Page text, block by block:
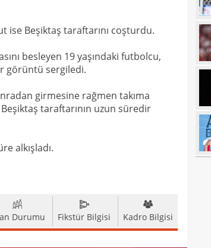
ise Beşiktaş taraftarını coşturdu.
besleyen 19 yaşındaki futbolcu,
görüntü sergiledi.
girmesine rağmen takıma
taraftarının uzun süredir
alkışladı.
Durumu Fikstür Bilgisi Kadro Bilgisi